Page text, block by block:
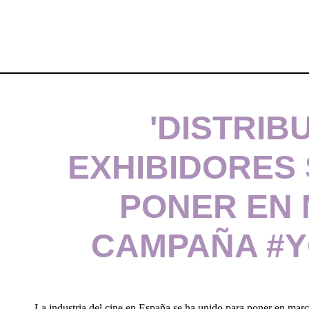
EXHIBIDORES
PONER EN
CAMPAÑA